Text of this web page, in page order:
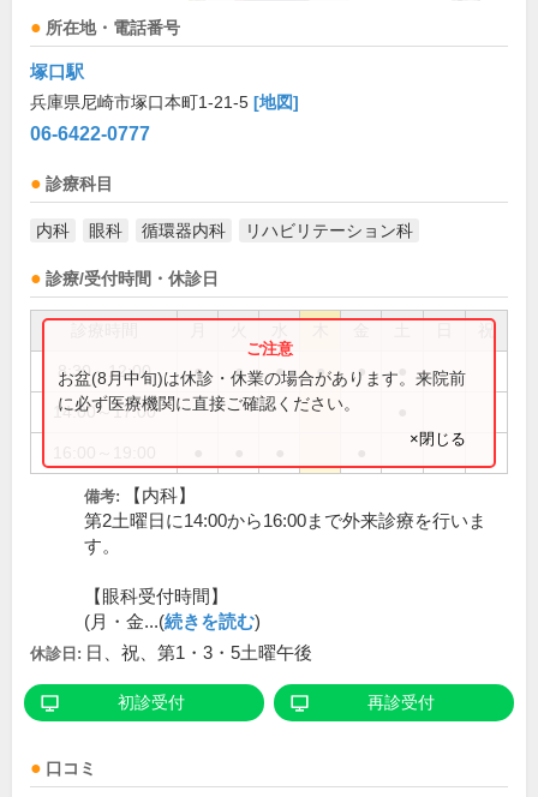
所在地・電話番号
塚口駅
兵庫県尼崎市塚口本町1-21-5 [地図]
06-6422-0777
診療科目
内科 眼科 循環器内科 リハビリテーション科
診療/受付時間・休診日
8:30～12:00 ● ● ● ● ●
14:00～17:00
お盆(8月中旬)は休診・休業の場合があります。来院前
に必ず医療機関に直接ご確認ください。
×閉じる
備考:
【内科】
第2土曜日に14:00から16:00まで外来診療を行いま
す。
【眼科受付時間】
(月・金...(続きを読む)
休診日: 日、祝、第1・3・5土曜午後
初診受付 再診受付
口コミ